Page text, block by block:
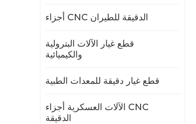
أجزاء CNC الدقيقة للطيران
قطع غيار الآلات البترولية
والكيميائية
قطع غيار دقيقة للمعدات الطبية
الآلات العسكرية أجزاء CNC
الدقيقة